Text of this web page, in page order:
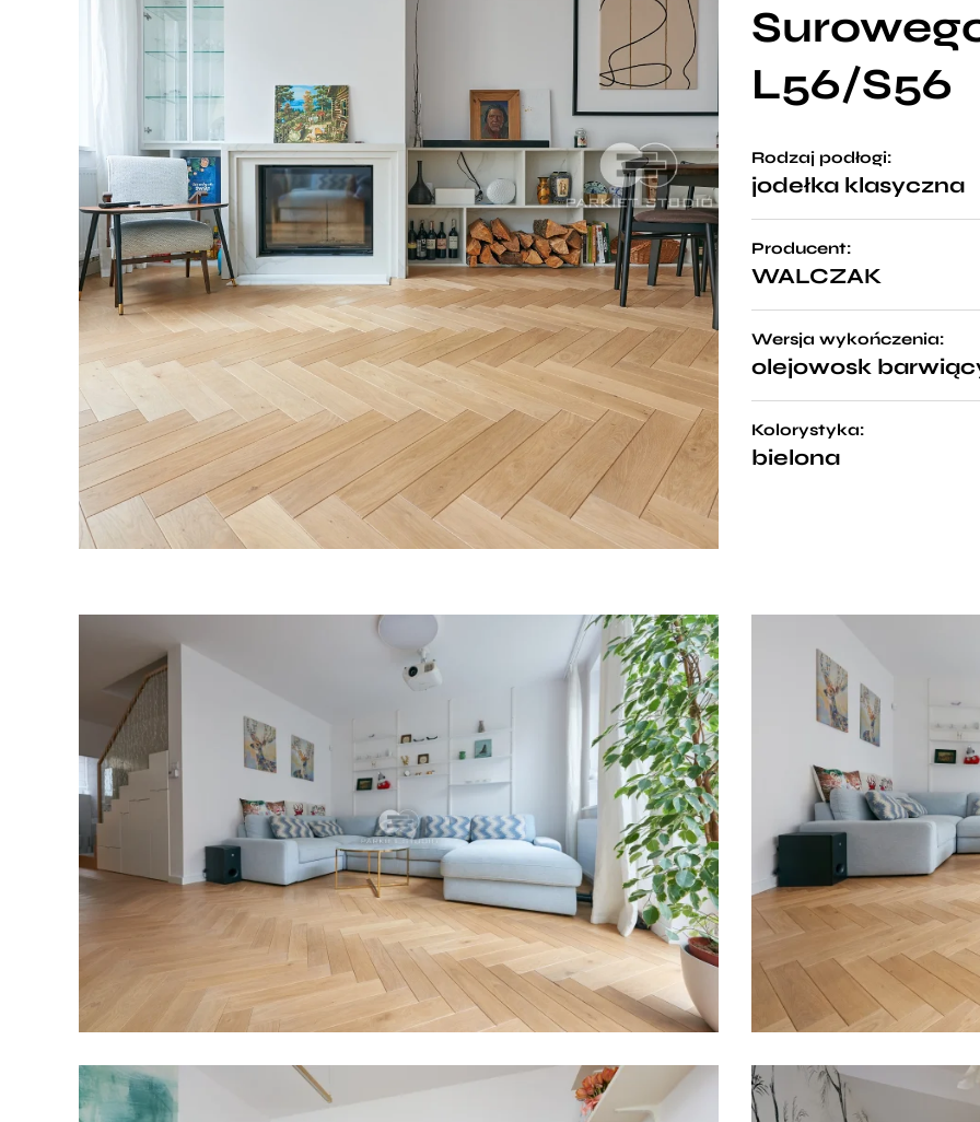
L56/S56
Rodzaj podłogi:
jodełka klasyczna
Producent:
WALCZAK
Wersja wykończenia:
olejowosk
Kolorystyka:
bielona